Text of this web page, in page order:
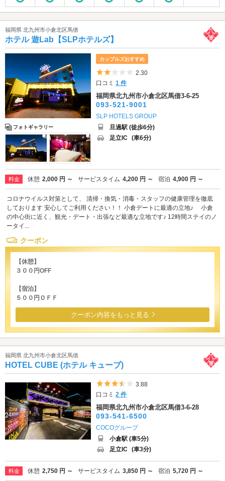
福岡県 北九州市小倉北区馬借
ホテル 遊Lab【SLPホテルズ】
フォトギャラリー
カップルズおすすめ
5つ星のうち2
2.30
口コミ1 件
福岡県北九州市小倉北区馬借3-6-25
093-521-9001
SLP HOTELS GROUP
旦過駅 (徒歩6分)
足立IC (車6分)
料金 休憩 2,000 円 ～ サービスタイム 4,200 円 ～ 宿泊 4,900 円 ～
コロナウイルス対策として、 清掃・換気・消毒・スタッフの健康管理を徹底
しております 安心してご利用ください！！ 小倉デートに最適の立地♪ 小倉
の中心街に近く、観光・デート・出張など最適な立地です♪ 12時間ステイのノ
ータイ...
クーポン
【休憩】
３００円OFF
【宿泊】
５００円ＯＦＦ
クーポン内容をもっと見る
福岡県 北九州市小倉北区馬借
HOTEL CUBE (ホテル キューブ)
5つ星のうち3.5
3.88
口コミ2 件
福岡県北九州市小倉北区馬借3-6-28
093-541-6500
COCOグループ
小倉駅 (車5分)
足立IC (車3分)
料金 休憩 2,750 円 ～ サービスタイム 3,850 円 ～ 宿泊 5,720 円 ～